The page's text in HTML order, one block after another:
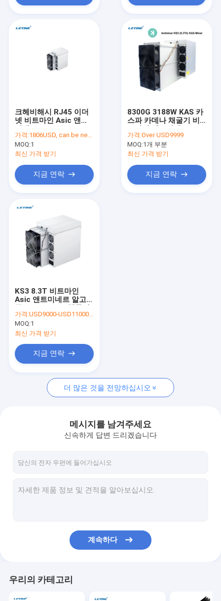
가나안 아발론 광부
이실린콘 Asic 광부
GPU 채굴 장비
하드 디스크 마이닝
키아 마이닝 장비
에방 법인세차감전의 순이익 광부
스트롱우 광부
Asic 광부 부분
야미 광부
크헤비해시 RJ45 이더
넷 비트마인 Asic 앤트
KASPA 마이닝
가격:1806USD, can be negotiate
MOQ:1
최신 가격 받기
지금 연락
8300G 3188W KAS 카
스파 카데나 채굴기 비
가격:Over USD9999
MOQ:1개 부분
최신 가격 받기
지금 연락
KS3 8.3T 비트마인
Asic 앤트미네르 알고리
가격:USD9000-USD110000 negotiable
MOQ:1
최신 가격 받기
지금 연락
더 많은 것을 전망하십시오
메시지를 남겨주세요
신속하게 답변 드리겠습니다
계속하다
우리의 카테고리